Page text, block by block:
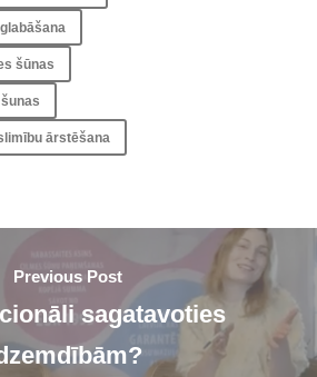
šūnas
ārstēšana
Previous Post
sagatavoties